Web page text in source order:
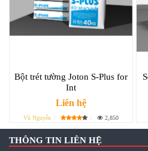
Bột trét tường Joton S-Plus for
Int
Liên hệ
Vũ Nguyễn 2,850
THÔNG TIN LIÊN HỆ